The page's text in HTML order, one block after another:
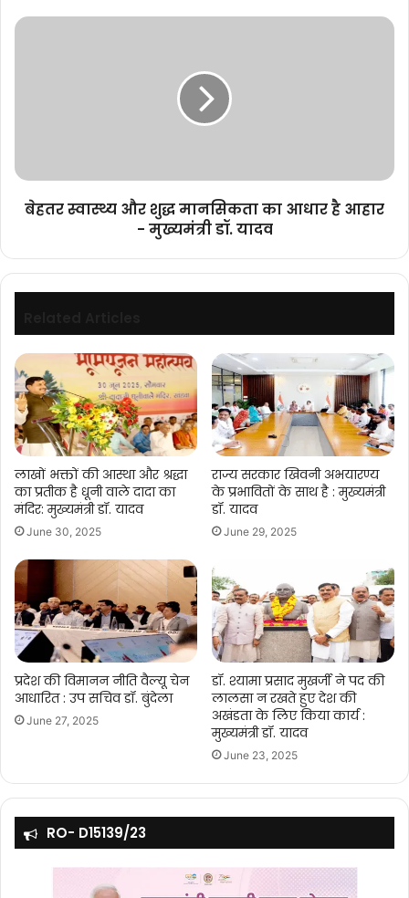
बेहतर
आहार
मुख्यमंत्री
यादव
बेहतर स्वास्थ्य और शुद्ध मानसिकता का आधार है आहार
- मुख्यमंत्री डॉ. यादव
लाखों भक्तों की आस्था और श्रद्धा
का प्रतीक है धूनी वाले दादा का
मंदिर: मुख्यमंत्री डॉ. यादव
June 30, 2025
राज्य सरकार खिवनी अभयारण्य
के प्रभावितों के साथ है : मुख्यमंत्री
डॉ. यादव
June 29, 2025
प्रदेश की विमानन नीति वैल्यू चेन
आधारित : उप सचिव डॉ. बुंदेला
June 27, 2025
डॉ. श्यामा प्रसाद मुखर्जी ने पद की
लालसा न रखते हुए देश की
अखंडता के लिए किया कार्य :
मुख्यमंत्री डॉ. यादव
June 23, 2025
RO- D15139/23